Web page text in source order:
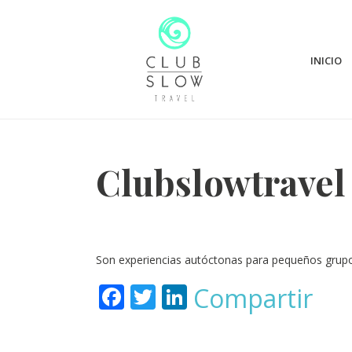
INICIO
Son experiencias autóctonas para pequeños
F T Li
Compartir